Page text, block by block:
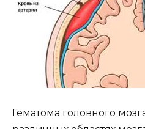
Гематома головного